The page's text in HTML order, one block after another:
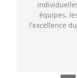
équipes,
l'excellence